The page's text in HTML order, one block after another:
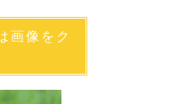
画像をク